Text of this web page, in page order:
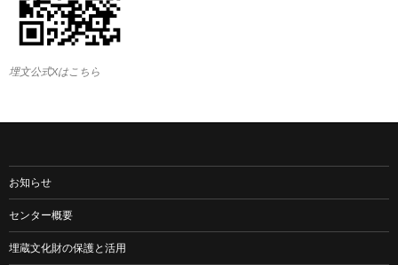
埋文公式Xはこちら
お知らせ
センター概要
埋蔵文化財の保護と活用